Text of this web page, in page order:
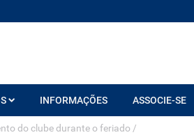
INFORMAÇÕES ASSOCIE-SE
do clube durante o feriado /